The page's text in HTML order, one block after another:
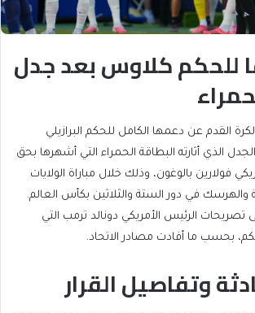
للحكم كلاوس بعد جدل
لكرة القدم عن دعمها الكامل للحكم البرازيلي
الذي أثارته البطاقة الحمراء التي أشهرها بحق
فولارين بالوغون، وذلك خلال مباراة الولايات
في دور الستة والثلاثين بكأس العالم.
تصريحات الرئيس الأمريكي دونالد ترمب التي
بحسب ما أفادت مصادر الاتحاد.
وتفاصيل القرار